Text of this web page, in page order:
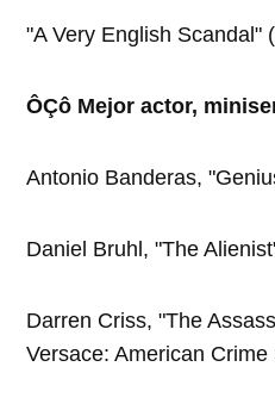
"A Very English Scandal"
ÔÇô Mejor actor,
Antonio Banderas,
Daniel Bruhl, "The
Darren Criss, "The
Versace: American Crime